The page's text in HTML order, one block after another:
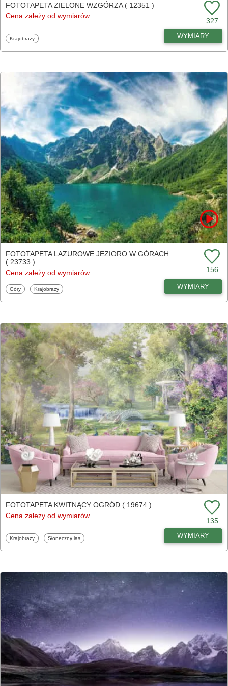
FOTOTAPETA ZIELONE WZGÓRZA ( 12351 )
Cena zależy od wymiarów
327
Fototapety
Krajobrazy WYMIARY
FOTOTAPETA LAZUROWE JEZIORO W GÓRACH
( 23733 )
Cena zależy od wymiarów
156
Fototapety
Góry Fototapety
Krajobrazy WYMIARY
FOTOTAPETA KWITNĄCY OGRÓD ( 19674 )
Cena zależy od wymiarów
135
Fototapety
Krajobrazy Fototapety
Słoneczny las WYMIARY